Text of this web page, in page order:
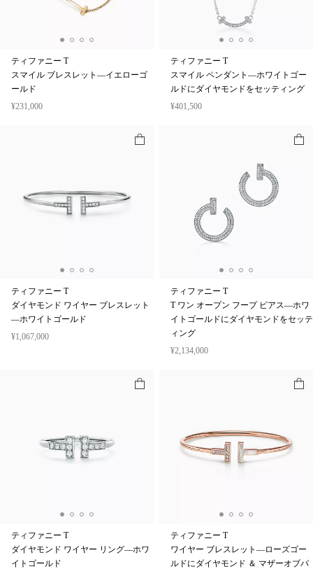
ティファニー T
スマイル ブレスレット—イエローゴ
ールド
¥231,000
ティファニー T
スマイル ペンダント—ホワイトゴー
ルドにダイヤモンドをセッティング
¥401,500
ティファニー T
ダイヤモンド ワイヤー ブレスレット
—ホワイトゴールド
¥1,067,000
ティファニー T
T ワン オープン フープ ピアス—ホワ
イトゴールドにダイヤモンドをセッテ
ィング
¥2,134,000
ティファニー T
ダイヤモンド ワイヤー リング—ホワ
イトゴールド
ティファニー T
ワイヤー ブレスレット—ローズゴー
ルドにダイヤモンド ＆ マザーオブパ